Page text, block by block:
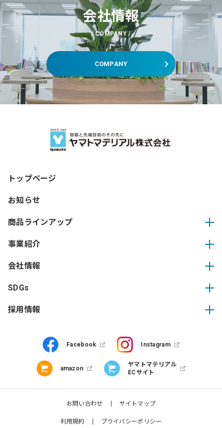
会社情報
COMPANY
COMPANY
トップページ
お知らせ
商品ラインアップ
事業紹介
会社情報
SDGs
採用情報
Facebook Instagram
amazon
ヤマトマテリアル
ECサイト
お問い合わせ サイトマップ
利用規約 プライバシーポリシー